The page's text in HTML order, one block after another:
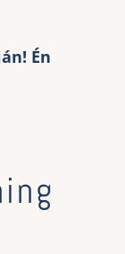
Én